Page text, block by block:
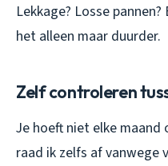
Lekkage? Losse
het alleen maar duurder.
Zelf controleren
Je hoeft niet elke
raad ik zelfs af vanwege